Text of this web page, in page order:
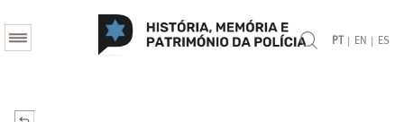
PT | EN | ES